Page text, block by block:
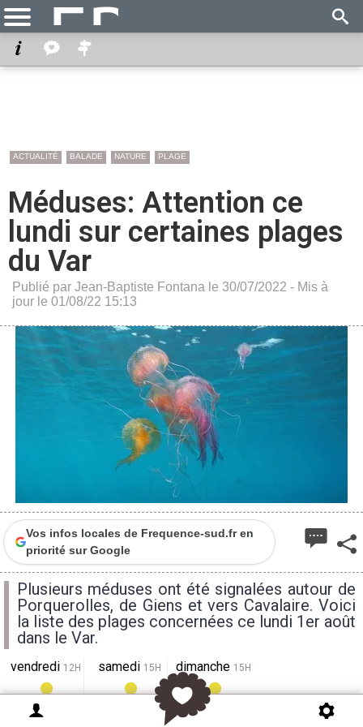
ACTUALITÉ BALADE NATURE PLAGE
Méduses: Attention ce
lundi sur certaines plages
du Var
Publié par Jean-Baptiste Fontana le 30/07/2022 - Mis à
jour le 01/08/22 15:13
Vos infos locales de Frequence-sud.fr en
priorité sur Google
Plusieurs méduses ont été signalées autour de
Porquerolles, de Giens et vers Cavalaire. Voici
la liste des plages concernées ce lundi 1er août
dans le Var.
vendredi 12H
30°
samedi 15H dimanche 15H
30°